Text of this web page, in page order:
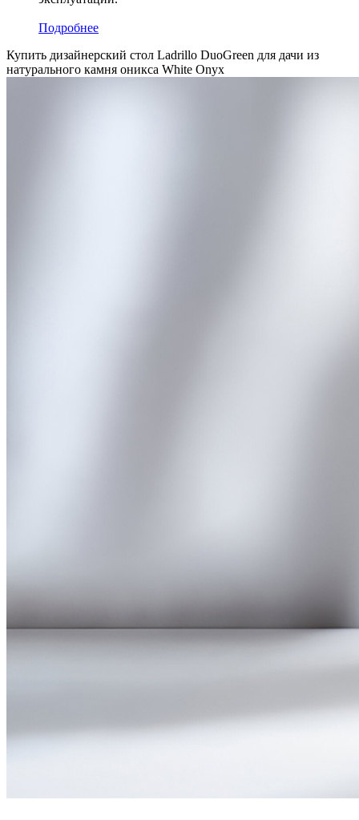
Подробнее
Купить дизайнерский стол Ladrillo DuoGreen для дачи из
натурального камня оникса White Onyx